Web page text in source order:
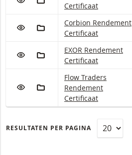
Certificaat
VOEG TOE AAN WATCHLIST
AAN PORTFOLIOCorbion Rendement
Corbion Rendement
Certificaat
VOEG TOE AAN WATCHLIST
AAN PORTFOLIOEXOR Rendement
EXOR Rendement
Certificaat
VOEG TOE AAN WATCHLIST
AAN PORTFOLIO
Flow Traders
Flow Traders
Rendement
Certificaat
RESULTATEN PER PAGINA